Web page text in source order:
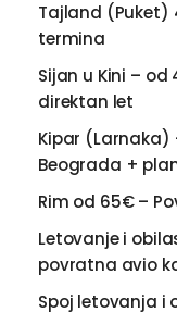
Tajland (Puket)
termina
Sijan u Kini –
direktan let
Kipar
Beograda +
Rim od 65€ –
Letovanje i
povratna avio
Spoj letovanja i